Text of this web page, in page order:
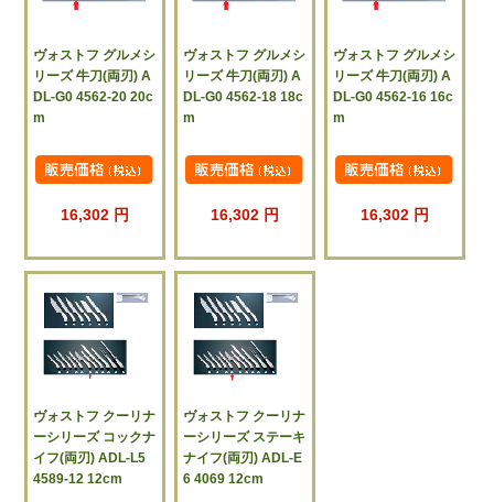
ヴォストフ グルメシ
リーズ 牛刀(両刃) A
DL-G0 4562-20 20c
m
16,302 円
ヴォストフ グルメシ
リーズ 牛刀(両刃) A
DL-G0 4562-18 18c
m
16,302 円
ヴォストフ グルメシ
リーズ 牛刀(両刃) A
DL-G0 4562-16 16c
m
16,302 円
ヴォストフ クーリナ
ーシリーズ コックナ
イフ(両刃) ADL-L5
4589-12 12cm
ヴォストフ クーリナ
ーシリーズ ステーキ
ナイフ(両刃) ADL-E
6 4069 12cm